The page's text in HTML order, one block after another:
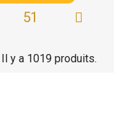
51
Il y a 1019 produits.